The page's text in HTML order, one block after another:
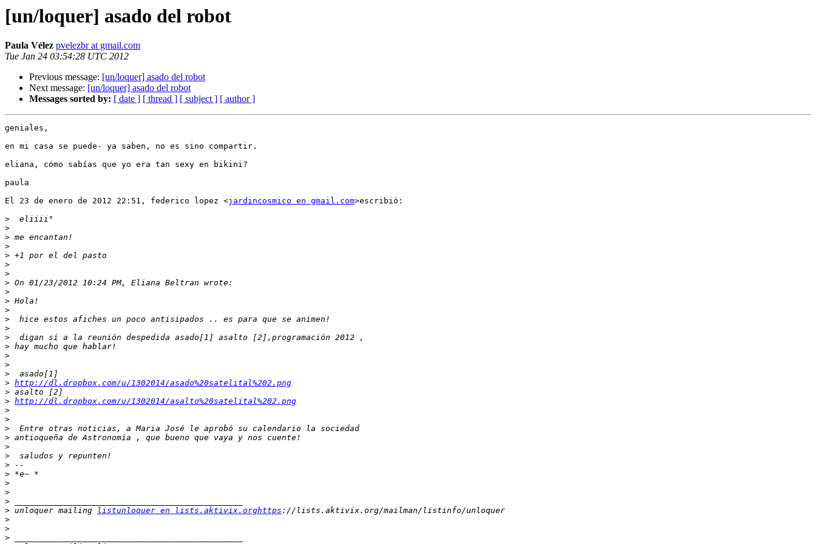
[un/loquer] asado del robot
Paula Vélez pvelezbr at gmail.com
Tue Jan 24 03:54:28 UTC 2012
Previous message: [un/loquer] asado del robot
Next message: [un/loquer] asado del robot
Messages sorted by: [ date ] [ thread ] [ subject ] [ author ]
geniales,
en mi casa se puede- ya saben, no es sino compartir.
eliana, cómo sabías que yo era tan sexy en bikini?
paula
El 23 de enero de 2012 22:51, federico lopez <jardincosmico en gmail.com>escribió:
>
>
>
>
>
>
>
>
>
>
>
>
>
>
>
>
>
>
> http://dl.dropbox.com/u/1302014/asado%20satelital%202.png
>
> http://dl.dropbox.com/u/1302014/asalto%20satelital%202.png
>
>
>
>
>
>
>
>
>
>
>
> unloquer mailing listunloquer en lists.aktivix.orghttps
>
>
>